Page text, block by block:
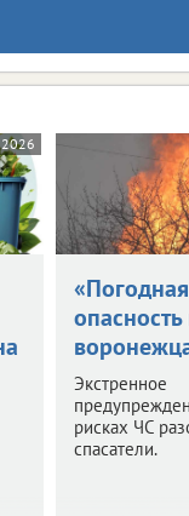
опасность
Экстренное
рисках ЧС
спасатели.